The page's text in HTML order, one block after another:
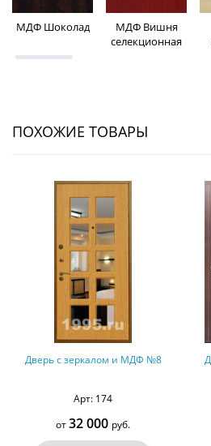
МДФ Шоколад
МДФ Вишня
селекционная
ПОХОЖИЕ ТОВАРЫ
Дверь с МДФ и ламинатом
от18 000